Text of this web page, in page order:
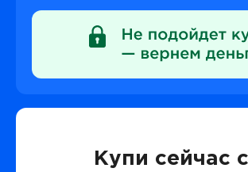
Купи сейчас